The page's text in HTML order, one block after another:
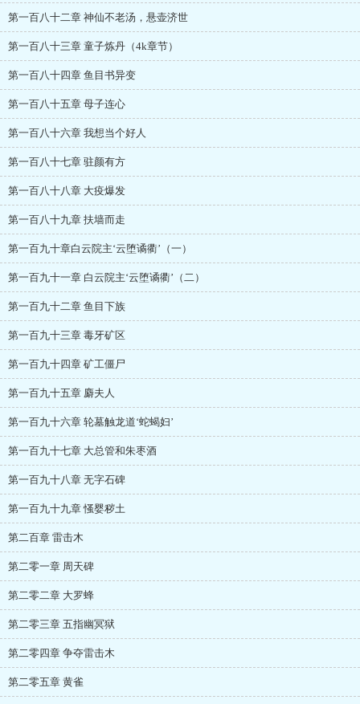
第一百八十二章 神仙不老汤，悬壶济世
第一百八十三章 童子炼丹（4k章节）
第一百八十四章 鱼目书异变
第一百八十五章 母子连心
第一百八十六章 我想当个好人
第一百八十七章 驻颜有方
第一百八十八章 大疫爆发
第一百八十九章 扶墙而走
第一百九十章白云院主‘云堕谲衢’（一）
第一百九十一章 白云院主‘云堕谲衢’（二）
第一百九十二章 鱼目下族
第一百九十三章 毒牙矿区
第一百九十四章 矿工僵尸
第一百九十五章 麝夫人
第一百九十六章 轮墓触龙道‘蛇蝎妇’
第一百九十七章 大总管和朱枣酒
第一百九十八章 无字石碑
第一百九十九章 慅婴秽土
第二百章 雷击木
第二零一章 周天碑
第二零二章 大罗蜂
第二零三章 五指幽冥狱
第二零四章 争夺雷击木
第二零五章 黄雀